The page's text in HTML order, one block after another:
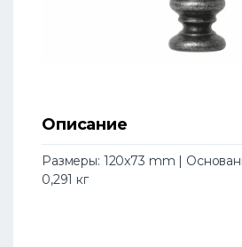
Описание
Размеры: 120x73 mm |
0,291 кг